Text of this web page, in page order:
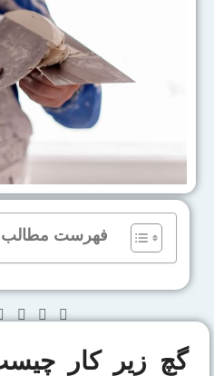
فهرست مطالب
گچ زیر کار